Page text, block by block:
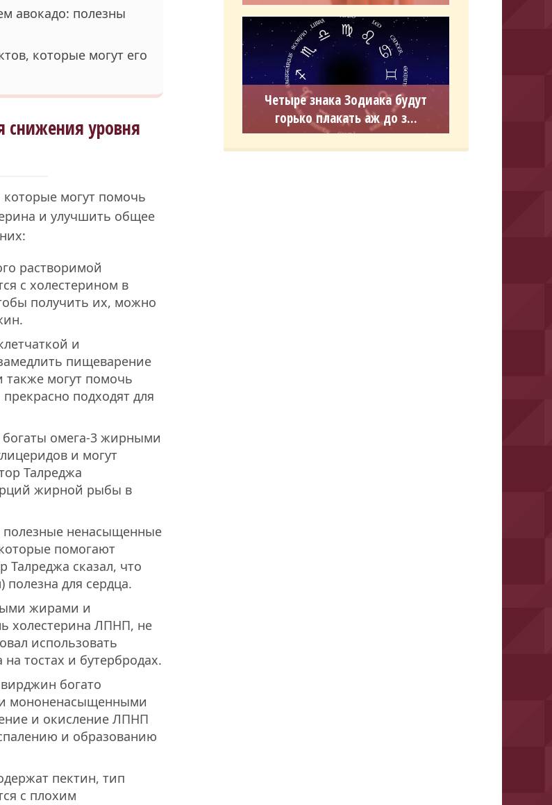
авокадо: полезны
которые могут его
снижения уровня
которые могут помочь
и улучшить общее
растворимой
с холестерином в
получить их, можно
и
пищеварение
могут помочь
подходят для
омега-3 жирными
и могут
Талреджа
жирной рыбы в
полезные ненасыщенные
помогают
Талреджа сказал, что
для сердца.
жирами и
холестерина ЛПНП, не
использовать
тостах и бутербродах.
богато
мононенасыщенными
и окисление ЛПНП
и образованию
пектин, тип
с плохим
Четыре знака Зодиака будут
горько плакать аж до з...